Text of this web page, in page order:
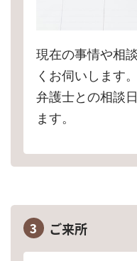
現在の事情や相
くお伺いします。
弁護士との相談
ます。
3 ご来所